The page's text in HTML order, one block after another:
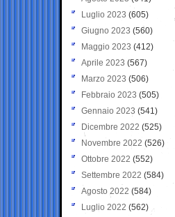
Luglio 2023 (605)
Giugno 2023 (560)
Maggio 2023 (412)
Aprile 2023 (567)
Marzo 2023 (506)
Febbraio 2023 (505)
Gennaio 2023 (541)
Dicembre 2022 (525)
Novembre 2022 (526)
Ottobre 2022 (552)
Settembre 2022 (584)
Agosto 2022 (584)
Luglio 2022 (562)